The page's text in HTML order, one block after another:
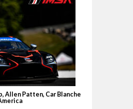
Allen Patten, Car Blanche